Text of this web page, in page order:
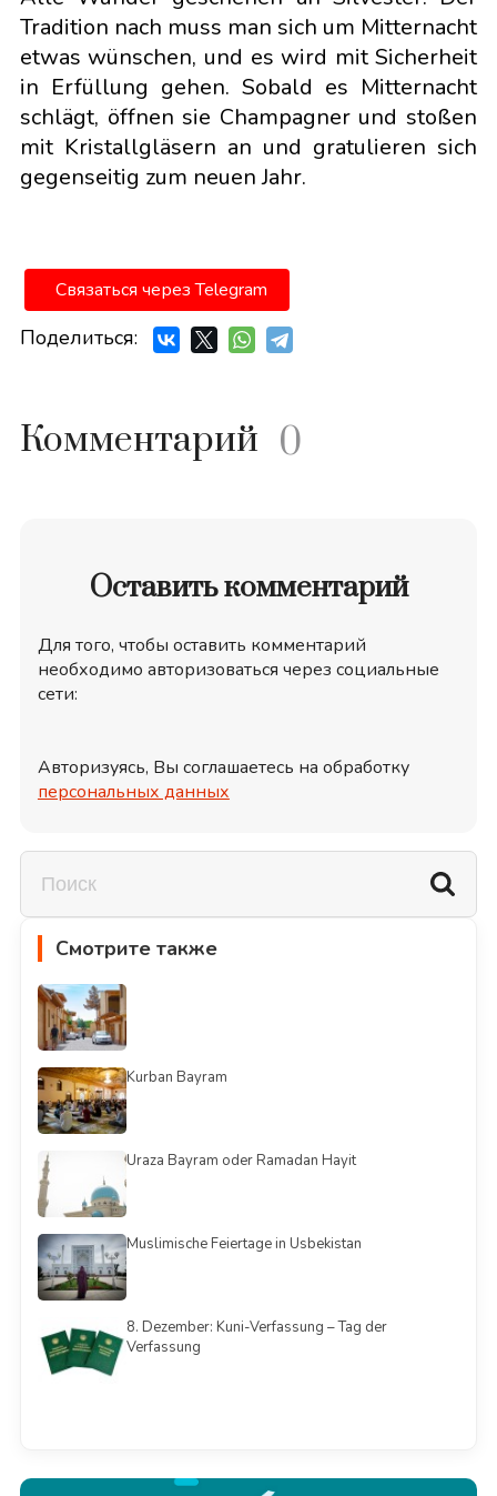
Tradition nach muss man sich um Mitternacht
etwas wünschen, und es wird mit Sicherheit
in Erfüllung gehen. Sobald es Mitternacht
schlägt, öffnen sie Champagner und stoßen
mit Kristallgläsern an und gratulieren sich
gegenseitig zum neuen Jahr.
Связаться через Telegram
Поделиться:
Комментарий 0
Оставить комментарий
Для того, чтобы оставить комментарий
необходимо авторизоваться через социальные
сети:
Авторизуясь, Вы соглашаетесь на обработку
персональных данных
Смотрите также
Kurban Bayram
Uraza Bayram oder Ramadan Hayit
Muslimische Feiertage in Usbekistan
8. Dezember: Kuni-Verfassung – Tag der
Verfassung